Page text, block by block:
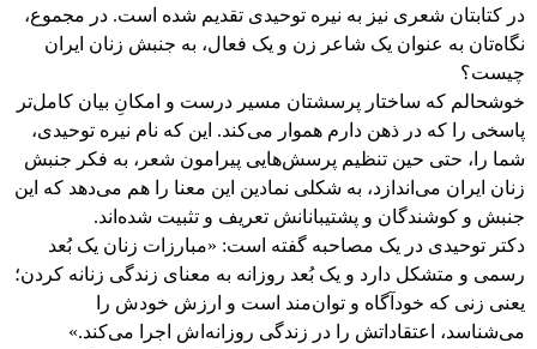
در کتابتان شعری نیز به نیره توحیدی تقدیم شده است. در مجموع،
نگاه‌تان به عنوان یک شاعر زن و یک فعال، به جنبش زنان ایران
چیست؟
خوشحالم که ساختار پرسشتان مسیر درست و امکانِ بیان کامل‌تر
پاسخی را که در ذهن دارم هموار می‌کند. این که نام نیره توحیدی،
شما را، حتی حین تنظیم پرسش‌هایی پیرامون شعر، به ‌فکر جنبش
زنان ایران می‌اندازد، به شکلی نمادین این معنا را هم می‌دهد که این
جنبش و کوشندگان و پشتیبانانش تعریف و تثبیت شده‌اند.
دکتر توحیدی در یک مصاحبه گفته است: «مبارزات زنان یک بُعد
رسمی و متشکل دارد و یک بُعد روزانه به معنای زندگی زنانه کردن؛
یعنی زنی که خودآگاه و توان‌مند است و ارزش خودش را
می‌شناسد، اعتقاداتش را در زندگی روزانه‌اش اجرا می‌کند.»